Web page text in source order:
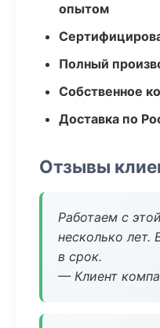
опытом
Полный
Собственное
Доставка по
Отзывы
Работаем с
несколько лет.
в срок.
— Клиент